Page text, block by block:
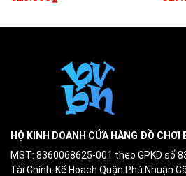
HỘ KINH DOANH CỬA HÀNG ĐỒ CHƠI
MST: 8360068625-001 theo GPKD số
Tài Chính-Kế Hoạch Quận Phú Nhuận